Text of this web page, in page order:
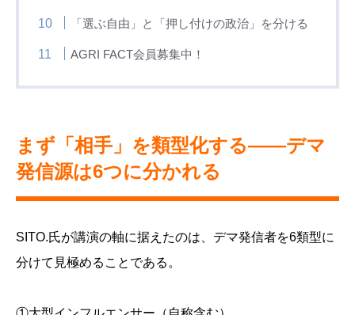
「選ぶ自由」と「押し付けの政治」を分ける
AGRI FACT会員募集中！
まず「相手」を類型化する——デマ
発信源は6つに分かれる
SITO.氏が講演の軸に据えたのは、デマ発信者を6類型に
分けて見極めることである。